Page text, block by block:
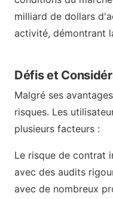
milliard de dollars
activité, démontrant
Défis et
Malgré ses
risques. Les
plusieurs facteurs :
Le risque de contrat
avec des audits
avec de nombreux